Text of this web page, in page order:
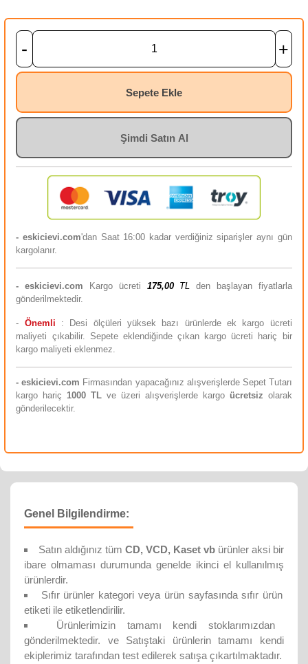
- +
Sepete Ekle
Şimdi Satın Al
- eskicievi.com'dan Saat 16:00 kadar verdiğiniz siparişler aynı gün
kargolanır.
-eskicievi.com Kargo ücreti 175,00 TL den başlayan fiyatlarla
gönderilmektedir.
- Önemli
: Desi ölçüleri yüksek bazı ürünlerde ek kargo ücreti
maliyeti çıkabilir. Sepete eklendiğinde çıkan kargo ücreti hariç bir
kargo maliyeti eklenmez.
-eskicievi.com Firmasından yapacağınız alışverişlerde Sepet Tutarı
kargo hariç1000 TL ve üzeri alışverişlerde kargo ücretsiz olarak
gönderilecektir.
Genel Bilgilendirme:
Satın aldığınız tüm CD, VCD, Kaset vb ürünler aksi bir
ibare olmaması durumunda genelde ikinci el kullanılmış
ürünlerdir.
Sıfır ürünler kategori veya ürün sayfasında sıfır ürün
etiketi ile etiketlendirilir.
Ürünlerimizin tamamı kendi stoklarımızdan
gönderilmektedir. ve Satıştaki ürünlerin tamamı kendi
ekiplerimiz tarafından test edilerek satışa çıkartılmaktadır.